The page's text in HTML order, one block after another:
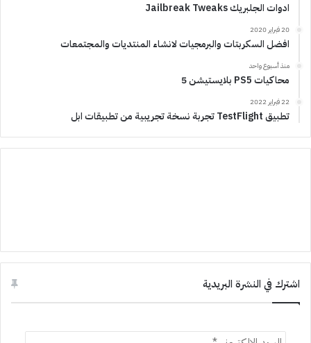
ادوات الجلبريك Jailbreak Tweaks
20 فبراير 2020
افضل السكربتات والبرمجيات لانشاء المنتديات والمجتمعات
منذ أسبوع واحد
محاكيات PS5 بلايستيشن 5
22 فبراير 2022
تطبيق TestFlight تجربة نسخة تجريبية من تطبيقات ابل
اشترك في النشرة البريدية